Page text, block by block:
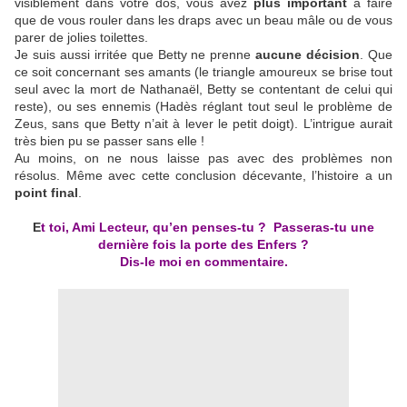
que de vous rouler dans les draps avec un beau mâle ou de vous
parer de jolies toilettes.
Je suis aussi irritée que Betty ne prenneaucune décision . Que
ce soit concernant ses amants (le triangle amoureux se brise tout
seul avec la mort de Nathanaël, Betty se contentant de celui qui
reste), ou ses ennemis (Hadès réglant tout seul le problème de
Zeus, sans que Betty n’ait à lever le petit doigt). L’intrigue aurait
très bien pu se passer sans elle !
Au moins, on ne nous laisse pas avec des problèmes non
résolus. Même avec cette conclusion décevante, l’histoire a un
point final
Et toi, Ami Lecteur, qu’en penses-tu ? Passeras-tu une
dernière fois la porte des Enfers ?
Dis-le moi en commentaire.